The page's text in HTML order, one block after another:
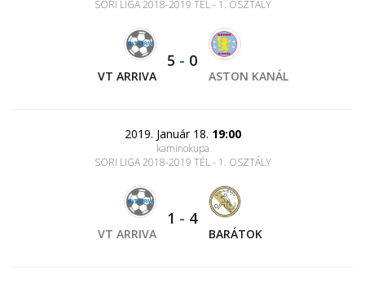
SORI LIGA 2018-2019 TÉL - 1. OSZTÁLY
VT ARRIVA
5 - 0
ASTON KANÁL
2019. Január 18. 19:00
kaminokupa
SORI LIGA 2018-2019 TÉL - 1. OSZTÁLY
VT ARRIVA
1 - 4
BARÁTOK